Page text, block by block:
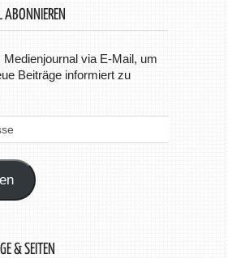
ABONNIEREN
Medienjournal via E-Mail, um
Beiträge informiert zu
& SEITEN